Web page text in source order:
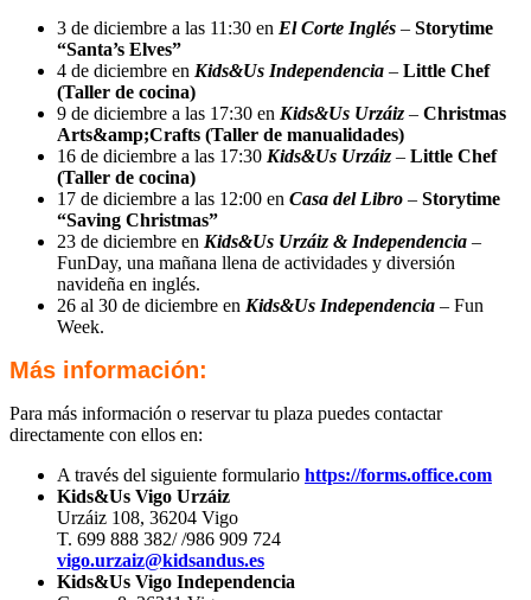
3 de diciembre a las 11:30 en El Corte Inglés – Storytime
“Santa’s Elves”
4 de diciembre en Kids&Us Independencia – Little Chef
(Taller de cocina)
9 de diciembre a las 17:30 en Kids&Us Urzáiz – Christmas
Arts&amp;Crafts (Taller de manualidades)
16 de diciembre a las 17:30 Kids&Us Urzáiz – Little Chef
(Taller de cocina)
17 de diciembre a las 12:00 en Casa del Libro – Storytime
“Saving Christmas”
23 de diciembre en Kids&Us Urzáiz & Independencia –
FunDay, una mañana llena de actividades y diversión
navideña en inglés.
26 al 30 de diciembre en Kids&Us Independencia – Fun
Week.
Más información:
Para más información o reservar tu plaza puedes contactar
directamente con ellos en:
A través del siguiente formulario https://forms.office.com
Kids&Us Vigo Urzáiz
Urzáiz 108, 36204 Vigo
T. 699 888 382/ /986 909 724
vigo.urzaiz@kidsandus.es
Kids&Us Vigo Independencia